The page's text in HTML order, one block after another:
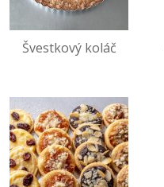
Švestkový koláč